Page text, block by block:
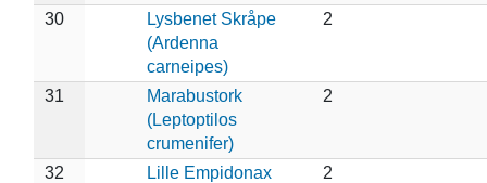
30
Lysbenet Skråpe
(Ardenna
carneipes)
2
31
Marabustork
(Leptoptilos
crumenifer)
2
32
Lille Empidonax
2